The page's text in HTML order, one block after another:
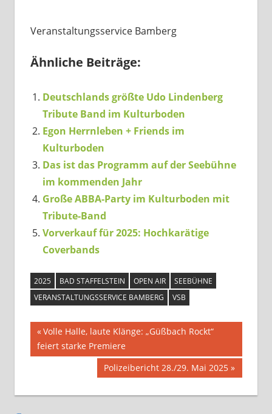
Veranstaltungsservice Bamberg
Ähnliche Beiträge:
Deutschlands größte Udo Lindenberg
Tribute Band im Kulturboden
Egon Herrnleben + Friends im
Kulturboden
Das ist das Programm auf der Seebühne
im kommenden Jahr
Große ABBA-Party im Kulturboden mit
Tribute-Band
Vorverkauf für 2025: Hochkarätige
Coverbands
2025 BAD STAFFELSTEIN OPEN AIR
SEEBÜHNE
VERANSTALTUNGSSERVICE BAMBERG
VSB
Beitragsnavigation
Vorheriger
Beitrag:
Volle Halle, laute Klänge: „Güßbach Rockt“
feiert starke Premiere
Nächster
Beitrag:
Polizeibericht 28./29. Mai 2025